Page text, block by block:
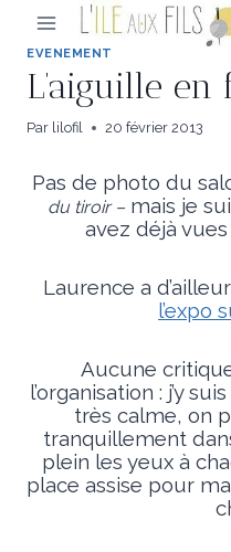
contenu
EVENEMENT
L’aiguille en
Par lilofil 20 février 2013
Pas de photo du
du tiroir –mais je
avez déjà
Laurence a
l’expo
Aucune
l’organisation : j’y
très calme, on
tranquillement
plein les yeux à
place assise pour